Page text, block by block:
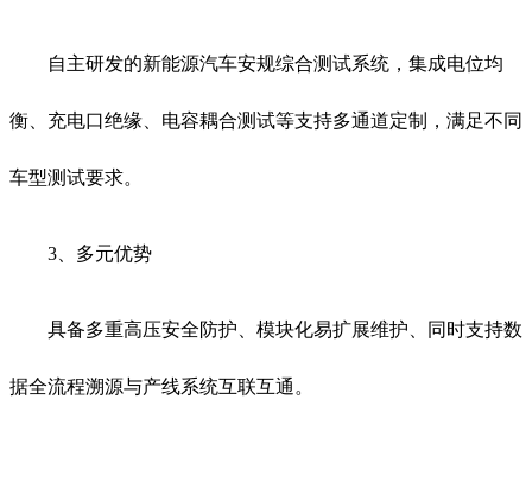
自主研发的新能源汽车安规综合测试系统，集成电位均
衡、充电口绝缘、电容耦合测试等支持多通道定制，满足不同
车型测试要求。
3、多元优势
具备多重高压安全防护、模块化易扩展维护、同时支持数
据全流程溯源与产线系统互联互通。